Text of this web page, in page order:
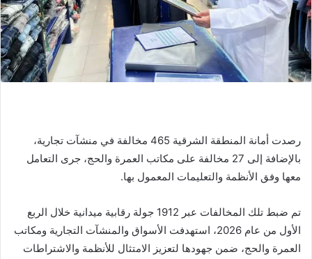
رصدت أمانة المنطقة الشرقية 465 مخالفة في منشآت تجارية،
بالإضافة إلى 27 مخالفة على مكاتب العمرة والحج، جرى التعامل
معها وفق الأنظمة والتعليمات المعمول بها.
تم ضبط تلك المخالفات عبر 1912 جولة رقابية ميدانية خلال الربع
الأول من عام 2026، استهدفت الأسواق والمنشآت التجارية ومكاتب
العمرة والحج، ضمن جهودها لتعزيز الامتثال للأنظمة والاشتراطات